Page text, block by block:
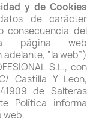
y de Cookies
de carácter
consecuencia del
web
“la web”)
S.L., con
Castilla Y Leon,
de Salteras
Política informa
web.